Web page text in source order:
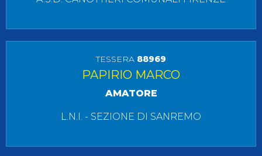
TESSERA 88969
PAPIRIO MARCO
AMATORE
L.N.I. - SEZIONE DI SANREMO